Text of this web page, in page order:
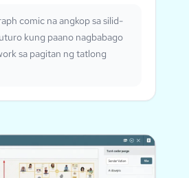
comic na angkop sa silid-
kung paano nagbabago
sa pagitan ng tatlong